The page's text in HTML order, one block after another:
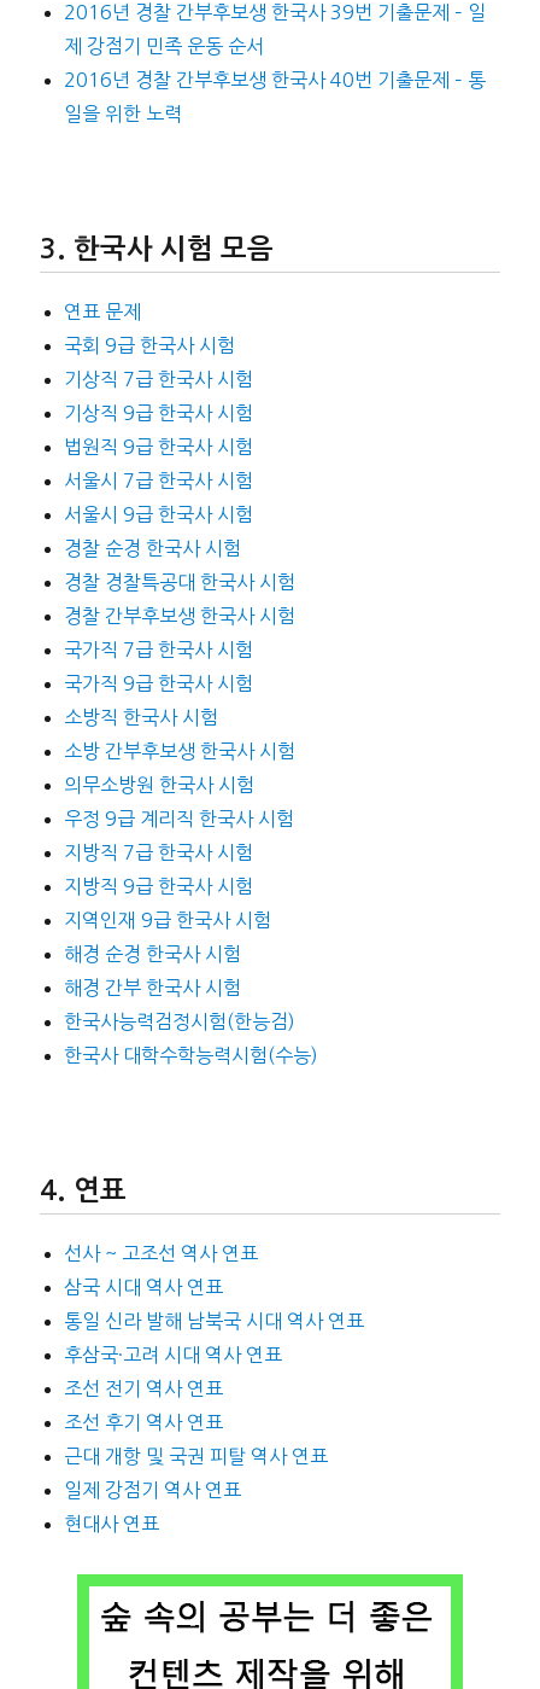
2016년 경찰 간부후보생 한국사 39번 기출문제 – 일
제 강점기 민족 운동 순서
2016년 경찰 간부후보생 한국사 40번 기출문제 – 통
일을 위한 노력
한국사 시험 모음
연표 문제
국회 9급 한국사 시험
기상직 7급 한국사 시험
기상직 9급 한국사 시험
법원직 9급 한국사 시험
서울시 7급 한국사 시험
서울시 9급 한국사 시험
경찰 순경 한국사 시험
경찰 경찰특공대 한국사 시험
경찰 간부후보생 한국사 시험
국가직 7급 한국사 시험
국가직 9급 한국사 시험
소방직 한국사 시험
소방 간부후보생 한국사 시험
의무소방원 한국사 시험
우정 9급 계리직 한국사 시험
지방직 7급 한국사 시험
지방직 9급 한국사 시험
지역인재 9급 한국사 시험
해경 순경 한국사 시험
해경 간부 한국사 시험
한국사능력검정시험(한능검)
한국사 대학수학능력시험(수능)
연표
선사 ~ 고조선 역사 연표
삼국 시대 역사 연표
통일 신라 발해 남북국 시대 역사 연표
후삼국·고려 시대 역사 연표
조선 전기 역사 연표
조선 후기 역사 연표
근대 개항 및 국권 피탈 역사 연표
일제 강점기 역사 연표
현대사 연표